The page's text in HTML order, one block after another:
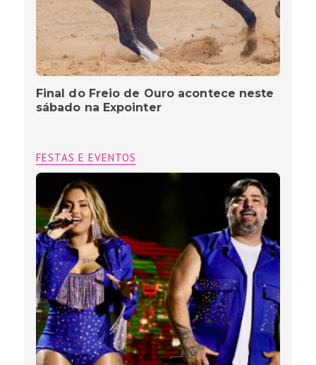
Final do Freio de Ouro acontece neste
sábado na Expointer
FESTAS E EVENTOS